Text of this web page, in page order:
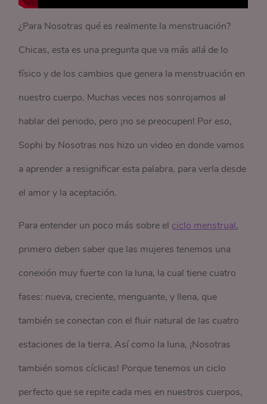
¿Para Nosotras qué es realmente la menstruación?
Chicas, esta es una pregunta que va más allá de lo
físico y de los cambios que genera la menstruación en
nuestro cuerpo. Muchas veces nos sonrojamos al
hablar del periodo, pero ¡no se preocupen! Por eso,
Sophi by Nosotras nos hizo un video en donde vamos
a aprender a resignificar esta palabra, para verla desde
el amor y la aceptación.
Para entender un poco más sobre el ciclo menstrual,
primero deben saber que las mujeres tenemos una
conexión muy fuerte con la luna, la cual tiene cuatro
fases: nueva, creciente, menguante, y llena, que
también se conectan con el fluir natural de las cuatro
estaciones de la tierra. Así como la luna, ¡Nosotras
también somos cíclicas! Porque tenemos un ciclo
perfecto que se repite cada mes en nuestros cuerpos,